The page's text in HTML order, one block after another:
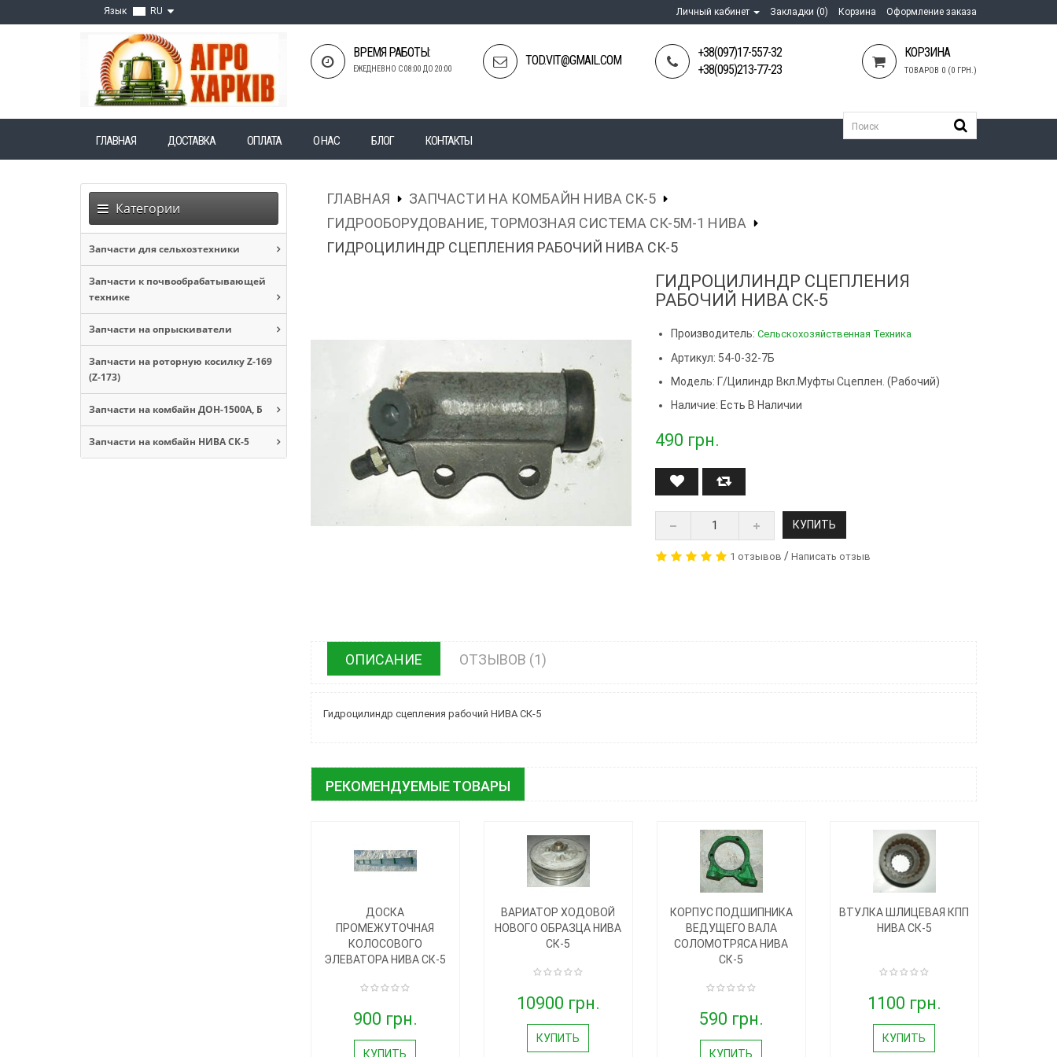
Язык RU Личный кабинет Закладки (0) Корзина Оформление заказа
ВРЕМЯ РАБОТЫ:
ЕЖЕДНЕВНО С 08:00 ДО 20:00
TOD.VIT@GMAIL.COM
+38(097)17-557-32
+38(095)213-77-23
КОРЗИНА
ТОВАРОВ 0 (0 ГРН.)
ГЛАВНАЯ ДОСТАВКА ОПЛАТА О НАС БЛОГ КОНТАКТЫ
Категории
Запчасти для сельхозтехники
Запчасти к почвообрабатывающей
технике
Запчасти на опрыскиватели
Запчасти на роторную косилку Z-169
(Z-173)
Запчасти на комбайн ДОН-1500А, Б
Запчасти на комбайн НИВА СК-5
ГЛАВНАЯ
ЗАПЧАСТИ НА КОМБАЙН НИВА СК-5
ГИДРООБОРУДОВАНИЕ, ТОРМОЗНАЯ СИСТЕМА СК-5М-1 НИВА
ГИДРОЦИЛИНДР СЦЕПЛЕНИЯ РАБОЧИЙ НИВА СК-5
ГИДРОЦИЛИНДР СЦЕПЛЕНИЯ
РАБОЧИЙ НИВА СК-5
Производитель:Сельскохозяйственная Техника
Артикул: 54-0-32-7Б
Модель: Г/цилиндр Вкл.муфты Сцеплен. (рабочий)
Наличие: Есть В Наличии
490 грн.
КУПИТЬ
1 отзывов /Написать отзыв
ОПИСАНИЕ ОТЗЫВОВ (1)
Гидроцилиндр сцепления рабочий НИВА СК-5
РЕКОМЕНДУЕМЫЕ ТОВАРЫ
ДОСКА
ПРОМЕЖУТОЧНАЯ
КОЛОСОВОГО
ЭЛЕВАТОРА НИВА СК-5
900 грн.
КУПИТЬ
ВАРИАТОР ХОДОВОЙ
НОВОГО ОБРАЗЦА НИВА
СК-5
10900 грн.
КУПИТЬ
КОРПУС ПОДШИПНИКА
ВЕДУЩЕГО ВАЛА
СОЛОМОТРЯСА НИВА
СК-5
590 грн.
КУПИТЬ
ВТУЛКА ШЛИЦЕВАЯ КПП
НИВА СК-5
1100 грн.
КУПИТЬ